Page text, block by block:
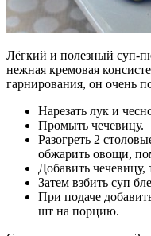
Лёгкий и полезный суп-
нежная кремовая
гарнирования, он очень
Нарезать лук и
Промыть чечевицу.
Разогреть 2
обжарить овощи,
Добавить
Затем взбить суп
При подаче
шт на порцию.